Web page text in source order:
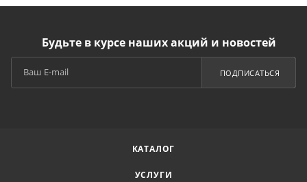
Будьте в курсе наших акций и новостей
ПОДПИСАТЬСЯ
КАТАЛОГ
УСЛУГИ